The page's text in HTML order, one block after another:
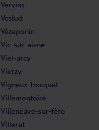
Vervins
Veslud
Vézaponin
Vic-sur-aisne
Viel-arcy
Vierzy
Vigneux-hocquet
Villemontoire
Villeneuve-sur-fère
Villeret